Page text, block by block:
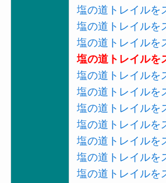
塩の道トレイルを
塩の道トレイルを
塩の道トレイルを
塩の道トレイルを
塩の道トレイルを
塩の道トレイルを
塩の道トレイルを
塩の道トレイルを
塩の道トレイルを
塩の道トレイルを
塩の道トレイルを